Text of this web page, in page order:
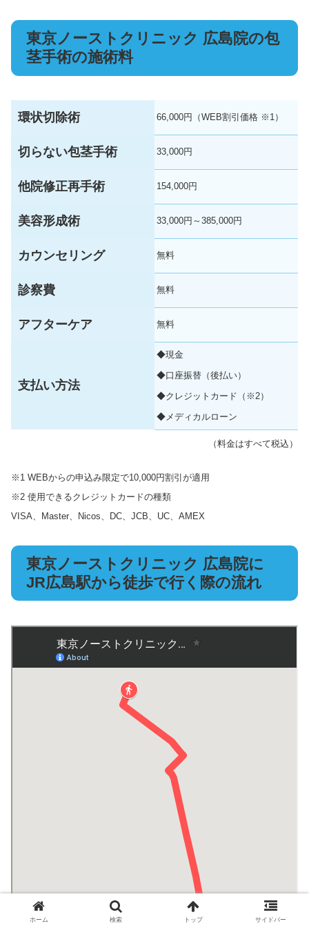
東京ノーストクリニック 広島院の包
茎手術の施術料
環状切除術 66,000円（WEB割引価格 ※1）
切らない包茎手術 33,000円
他院修正再手術 154,000円
美容形成術 33,000円～385,000円
カウンセリング 無料
診察費 無料
アフターケア 無料
支払い方法
◆現金
◆口座振替（後払い）
◆クレジットカード（※2）
◆メディカルローン
（料金はすべて税込）
※1 WEBからの申込み限定で10,000円割引が適用
※2 使用できるクレジットカードの種類
VISA、Master、Nicos、DC、JCB、UC、AMEX
東京ノーストクリニック 広島院に
JR広島駅から徒歩で行く際の流れ
ホーム 検索 トップ サイドバー